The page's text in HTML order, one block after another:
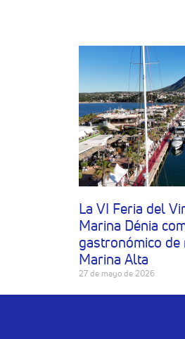
La VI Feria del
Marina Dénia
gastronómico de
Marina Alta
27 de mayo de 2026